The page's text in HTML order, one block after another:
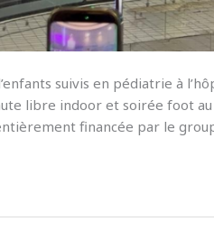
suivis en pédiatrie à
libre indoor et soirée foot au
financée par le